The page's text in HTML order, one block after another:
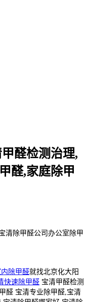
醛检测治理,
醛,家庭除甲
除甲醛就找北京化大阳
快速除甲醛 宝清甲醛检测
醛 宝清专业除甲醛,宝清